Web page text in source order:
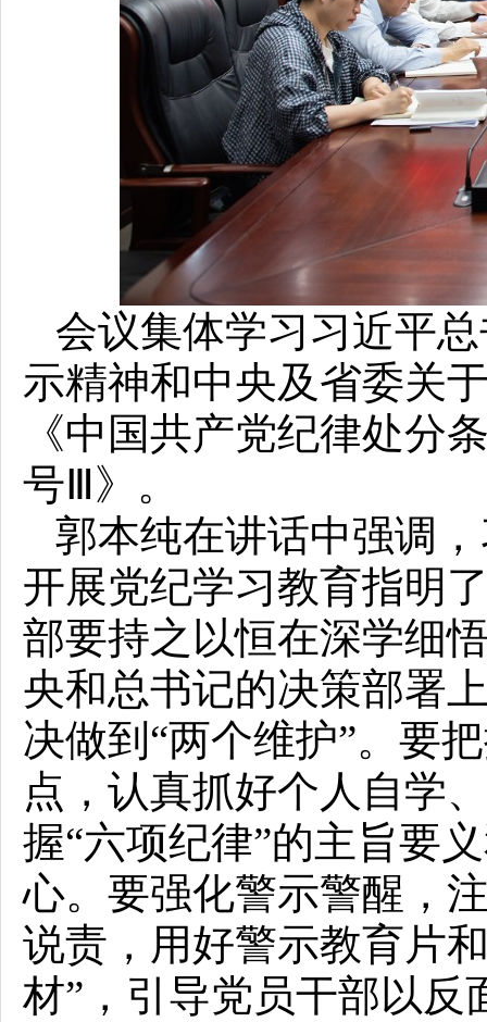
会议集体学习习近平
示精神和中央及省委关
《中国共产党纪律处分
号Ⅲ》。
郭本纯在讲话中强调
开展党纪学习教育指明
部要持之以恒在深学细
央和总书记的决策部署
决做到“两个维护”。要
点，认真抓好个人自学
握“六项纪律”的主旨要
心。要强化警示警醒，
说责，用好警示教育片
材”，引导党员干部以